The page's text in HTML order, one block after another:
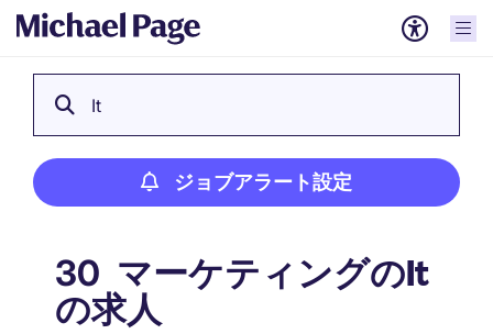
It
ジョブアラート設定
30 マーケティングのIt
の求人